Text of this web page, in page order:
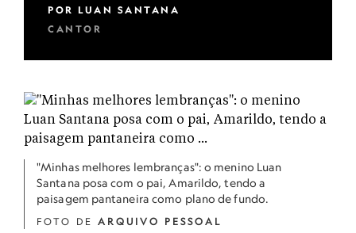
POR LUAN SANTANA
CANTOR
"Minhas melhores lembranças": o menino Luan
Santana posa com o pai, Amarildo, tendo a
paisagem pantaneira como plano de fundo.
FOTO DE ARQUIVO PESSOAL